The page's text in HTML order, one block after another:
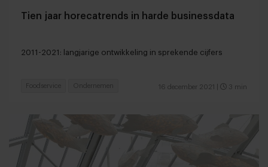
Tien jaar horecatrends in harde businessdata
2011-2021: langjarige ontwikkeling in sprekende cijfers
16 december 2021 3 min
Foodservice Ondernemen